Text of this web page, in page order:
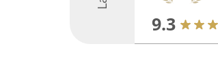
9.3